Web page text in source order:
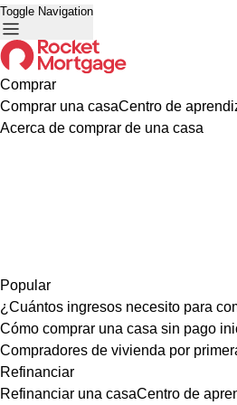
Toggle Navigation
Comprar
Comprar una casaCentro de
Acerca de comprar de una casa
Popular
¿Cuántos ingresos necesito para
Cómo comprar una casa sin pago
Compradores de vivienda por
Refinanciar
Refinanciar una casaCentro de